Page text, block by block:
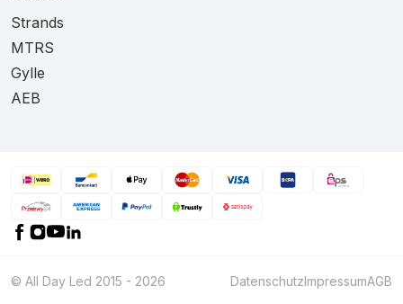
Strands
MTRS
Gylle
AEB
© All Day Led 2015 - 2026 DatenschutzImpressumAGB